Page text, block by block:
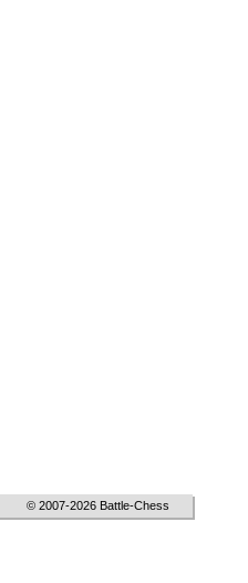
© 2007-2026 Battle-Chess